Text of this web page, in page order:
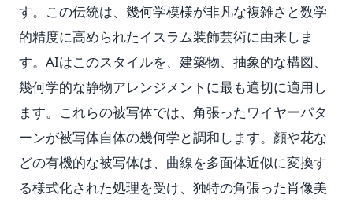
す。この伝統は、幾何学模様が非凡な複雑さと数学
的精度に高められたイスラム装飾芸術に由来しま
す。AIはこのスタイルを、建築物、抽象的な構図、
幾何学的な静物アレンジメントに最も適切に適用し
ます。これらの被写体では、角張ったワイヤーパタ
ーンが被写体自体の幾何学と調和します。顔や花な
どの有機的な被写体は、曲線を多面体近似に変換す
る様式化された処理を受け、独特の角張った肖像美